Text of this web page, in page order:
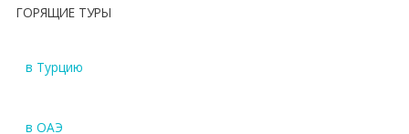
ГОРЯЩИЕ ТУРЫ
в Турцию
в ОАЭ